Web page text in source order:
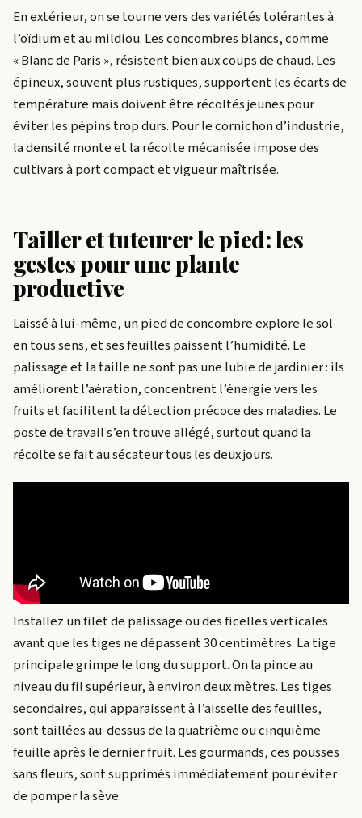
En extérieur, on se tourne vers des variétés tolérantes à
l’oïdium et au mildiou. Les concombres blancs, comme
« Blanc de Paris », résistent bien aux coups de chaud. Les
épineux, souvent plus rustiques, supportent les écarts de
température mais doivent être récoltés jeunes pour
éviter les pépins trop durs. Pour le cornichon d’industrie,
la densité monte et la récolte mécanisée impose des
cultivars à port compact et vigueur maîtrisée.
Tailler et tuteurer le pied: les
gestes pour une plante
productive
Laissé à lui-même, un pied de concombre explore le sol
en tous sens, et ses feuilles paissent l’humidité. Le
palissage et la taille ne sont pas une lubie de jardinier : ils
améliorent l’aération, concentrent l’énergie vers les
fruits et facilitent la détection précoce des maladies. Le
poste de travail s’en trouve allégé, surtout quand la
récolte se fait au sécateur tous les deux jours.
Installez un filet de palissage ou des ficelles verticales
avant que les tiges ne dépassent 30 centimètres. La tige
principale grimpe le long du support. On la pince au
niveau du fil supérieur, à environ deux mètres. Les tiges
secondaires, qui apparaissent à l’aisselle des feuilles,
sont taillées au-dessus de la quatrième ou cinquième
feuille après le dernier fruit. Les gourmands, ces pousses
sans fleurs, sont supprimés immédiatement pour éviter
de pomper la sève.